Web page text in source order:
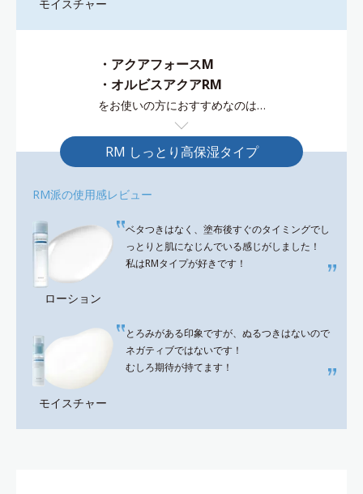
モイスチャー
・アクアフォースM
・オルビスアクアRM
をお使いの方におすすめなのは…
RM しっとり高保湿タイプ
RM派の使用感レビュー
ローション
ベタつきはなく、塗布後すぐのタイミングでし
っとりと肌になじんでいる感じがしました！
私はRMタイプが好きです！
モイスチャー
とろみがある印象ですが、ぬるつきはないので
ネガティブではないです！
むしろ期待が持てます！